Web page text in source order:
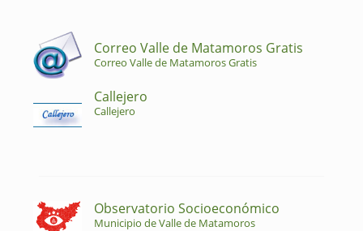
Correo Valle de Matamoros Gratis
Correo Valle de Matamoros Gratis
Callejero
Callejero
Observatorio Socioeconómico
Municipio de Valle de Matamoros